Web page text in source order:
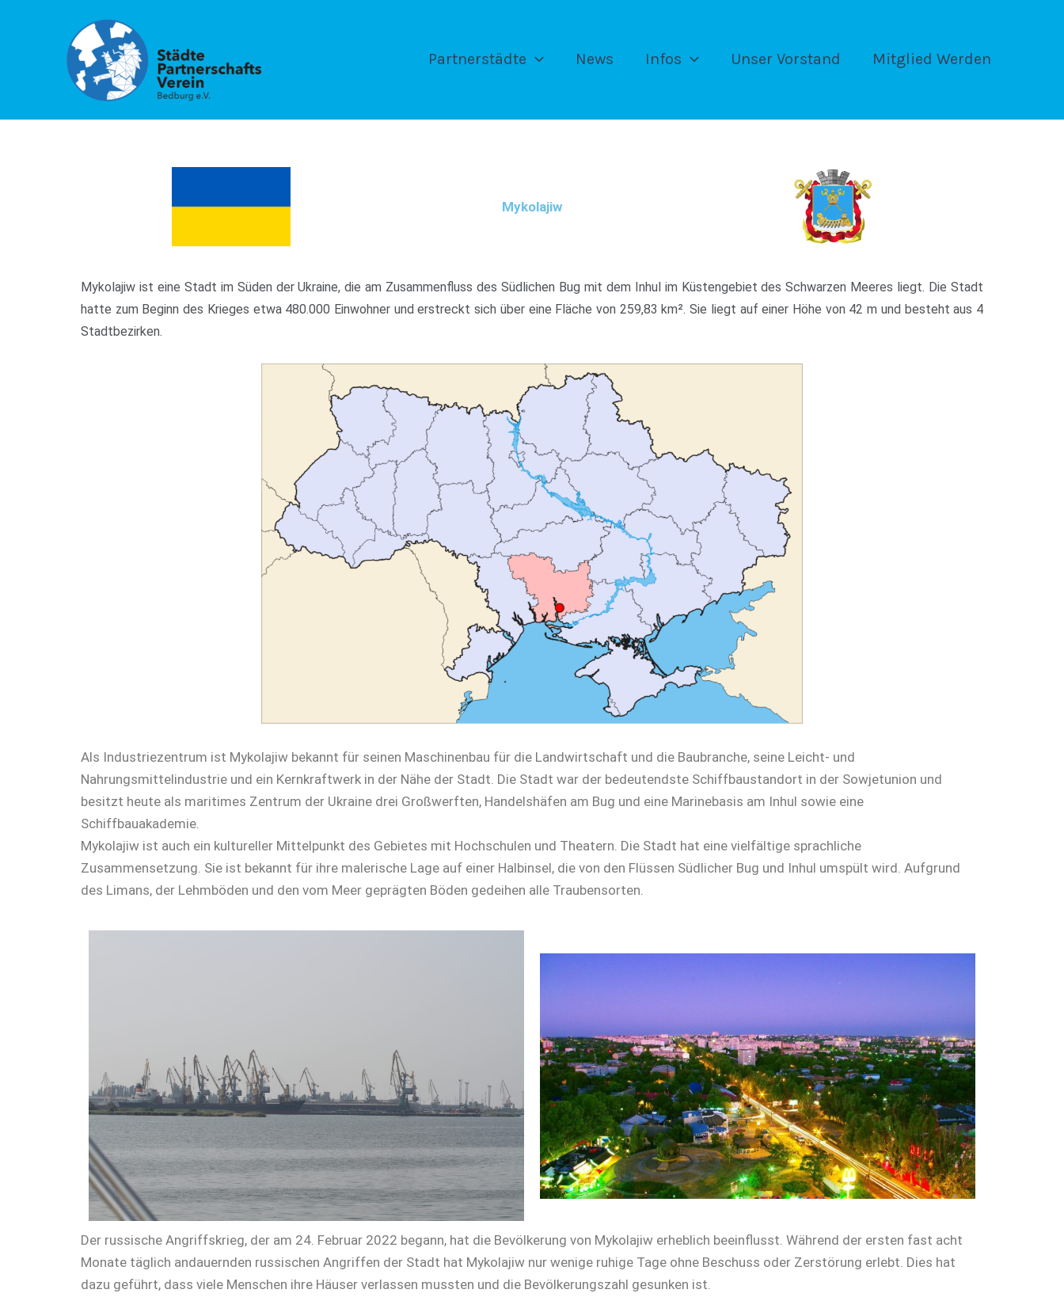
Partnerstädte News Infos Unser Vorstand Mitglied Werden
Mykolajiw
Mykolajiw ist eine Stadt im Süden der Ukraine, die am Zusammenfluss des Südlichen Bug mit dem Inhul im Küstengebiet des Schwarzen Meeres liegt. Die Stadt
hatte zum Beginn des Krieges etwa 480.000 Einwohner und erstreckt sich über eine Fläche von 259,83 km². Sie liegt auf einer Höhe von 42 m und besteht aus 4
Stadtbezirken.
Als Industriezentrum ist Mykolajiw bekannt für seinen Maschinenbau für die Landwirtschaft und die Baubranche, seine Leicht- und
Nahrungsmittelindustrie und ein Kernkraftwerk in der Nähe der Stadt. Die Stadt war der bedeutendste Schiffbaustandort in der Sowjetunion und
besitzt heute als maritimes Zentrum der Ukraine drei Großwerften, Handelshäfen am Bug und eine Marinebasis am Inhul sowie eine
Schiffbauakademie.
Mykolajiw ist auch ein kultureller Mittelpunkt des Gebietes mit Hochschulen und Theatern. Die Stadt hat eine vielfältige sprachliche
Zusammensetzung. Sie ist bekannt für ihre malerische Lage auf einer Halbinsel, die von den Flüssen Südlicher Bug und Inhul umspült wird. Aufgrund
des Limans, der Lehmböden und den vom Meer geprägten Böden gedeihen alle Traubensorten.
Der russische Angriffskrieg, der am 24. Februar 2022 begann, hat die Bevölkerung von Mykolajiw erheblich beeinflusst. Während der ersten fast acht
Monate täglich andauernden russischen Angriffen der Stadt hat Mykolajiw nur wenige ruhige Tage ohne Beschuss oder Zerstörung erlebt. Dies hat
dazu geführt, dass viele Menschen ihre Häuser verlassen mussten und die Bevölkerungszahl gesunken ist.